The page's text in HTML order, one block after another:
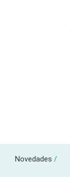
Novedades /